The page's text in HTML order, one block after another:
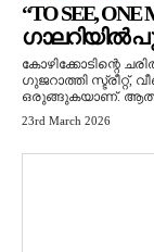
“TO SEE,
ഗാലറിയിൽ
കോഴിക്കോടിന്റെ
ഗുജറാത്തി സ്ട്രീറ്റ്,
ഒരുങ്ങുകയാണ്. ആത്മ
23rd March 2026